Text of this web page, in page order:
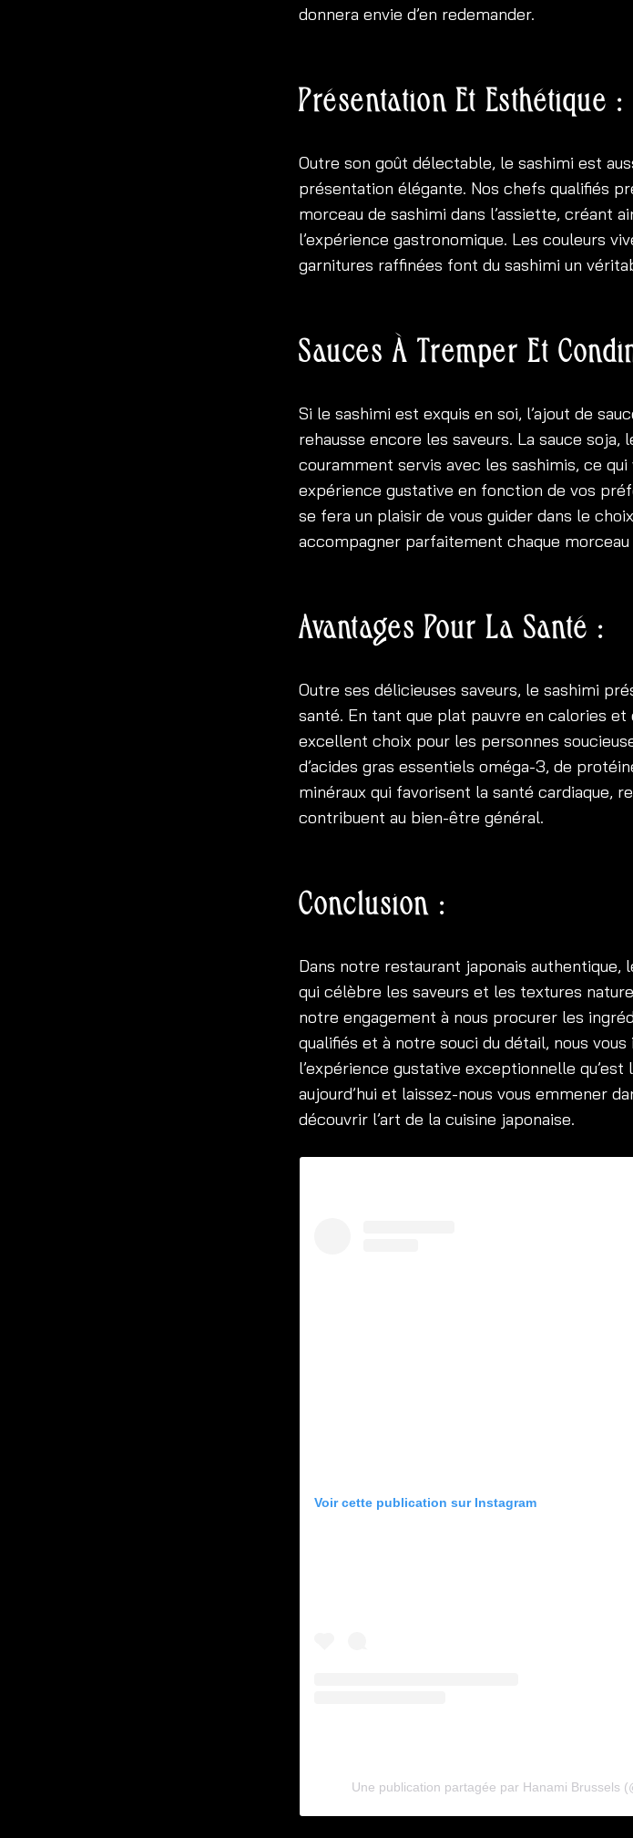
donnera envie d’en redemander.
Présentation Et Esthétique :
Outre son goût délectable, le sashimi est
présentation élégante. Nos chefs qualifiés
morceau de sashimi dans l’assiette, créant
l’expérience gastronomique. Les couleurs
garnitures raffinées font du sashimi un
Sauces À Tremper Et
Si le sashimi est exquis en soi, l’ajout de
rehausse encore les saveurs. La sauce
couramment servis avec les sashimis, ce
expérience gustative en fonction de vos
se fera un plaisir de vous guider dans le
accompagner parfaitement chaque morceau
Avantages Pour La Santé :
Outre ses délicieuses saveurs, le sashimi
santé. En tant que plat pauvre en calories
excellent choix pour les personnes
d’acides gras essentiels oméga-3, de
minéraux qui favorisent la santé cardiaque,
contribuent au bien-être général.
Conclusion :
Dans notre restaurant japonais
qui célèbre les saveurs et les textures
notre engagement à nous procurer les
qualifiés et à notre souci du détail, nous
l’expérience gustative exceptionnelle
aujourd’hui et laissez-nous vous emmener
découvrir l’art de la cuisine japonaise.
Voir cette publication sur Instagram
Une publication partagée par Hanami Brussels